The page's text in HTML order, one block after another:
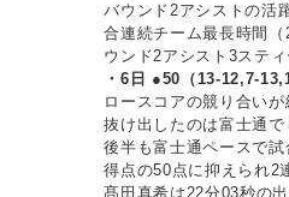
バウンド2アシストの活
合連続チーム最長時間
ウンド2アシスト3ステ
・6日 ●50（13-12,7-
ロースコアの競り合い
抜け出したのは富士通
後半も富士通ペースで
得点の50点に抑えられ2
髙田真希は22分03秒の